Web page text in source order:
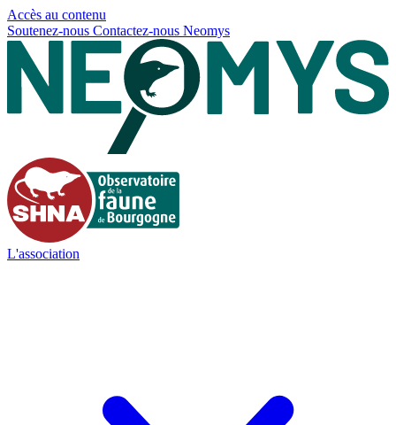
Accès au contenu
Soutenez-nous Contactez-nous Neomys
L'association
Panneau de gestion des cookies